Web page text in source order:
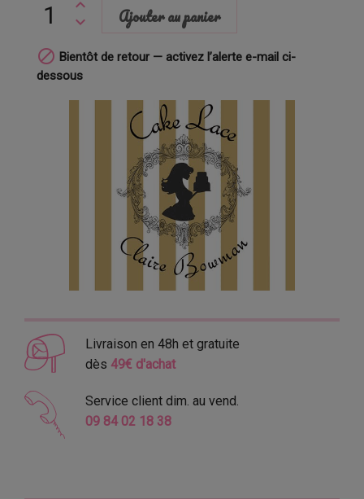
Ajouter au panier
 Bientôt de retour — activez l’alerte e-mail ci-
dessous
Livraison en 48h et gratuite
dès 49€ d'achat
Service client dim. au vend.
09 84 02 18 38